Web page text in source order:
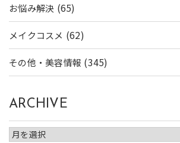
お悩み解決 (65)
メイクコスメ (62)
その他・美容情報 (345)
ARCHIVE